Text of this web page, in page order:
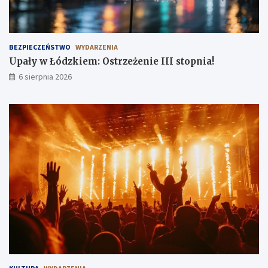
o
ś
c
i
!
BEZPIECZEŃSTWO WYDARZENIA
Upały w Łódzkiem: Ostrzeżenie III stopnia!
6 sierpnia 2026